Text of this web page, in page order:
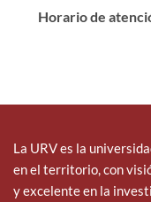
Horario de
La URV es la
en el territorio, con
y excelente en la